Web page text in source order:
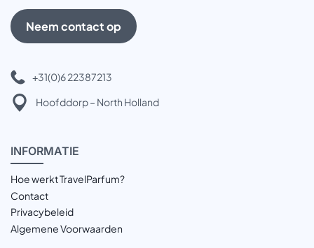
Neem contact op
+31(0)6 22387213
Hoofddorp – North Holland
INFORMATIE
Hoe werkt TravelParfum?
Contact
Privacybeleid
Algemene Voorwaarden